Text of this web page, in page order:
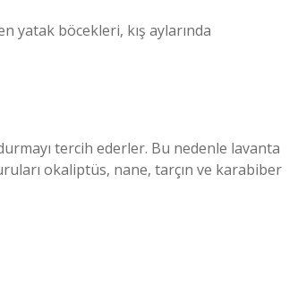
yatak böcekleri, kış aylarında
tercih ederler. Bu nedenle lavanta
okaliptüs, nane, tarçın ve karabiber